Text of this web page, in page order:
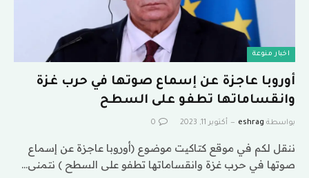
اخبار منوعة
أوروبا عاجزة عن إسماع صوتها في حرب غزة
وانقساماتها تطفو على السطح
بواسطة eshrag أكتوبر 11, 2023 0
ننقل لكم في موقع كتاكيت موضوع (أوروبا عاجزة عن إسماع
صوتها في حرب غزة وانقساماتها تطفو على السطح ) نتمنى…